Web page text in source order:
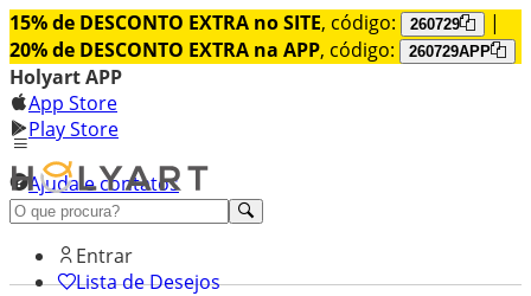
15% de DESCONTO EXTRA no SITE, código: 260729
|
20% de DESCONTO EXTRA na APP, código: 260729APP
Holyart APP
App Store
Play Store
Ajuda e contatos
Conheça premium
Entrar
Lista de Desejos